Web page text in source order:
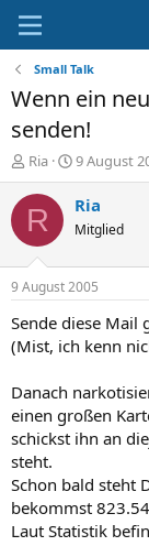
Small Talk
Wenn ein
senden!
E
r
s
t
e
r
Ria
E
r
s
e
l
t
a
m
9 August
R Ria
Mitglied
9 August 2005
Sende diese Mail
(Mist, ich kenn
Danach
einen großen
schickst ihn an
steht.
Schon bald steht
bekommst
Laut Statistik